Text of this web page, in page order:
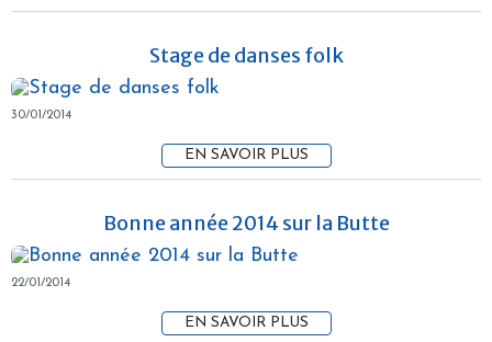
Stage de danses folk
30/01/2014
EN SAVOIR PLUS
Bonne année 2014 sur la Butte
22/01/2014
EN SAVOIR PLUS